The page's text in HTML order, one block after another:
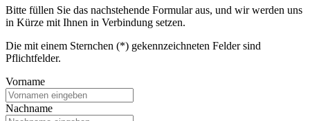
Bitte füllen Sie das nachstehende Formular aus, und wir werden uns
in Kürze mit Ihnen in Verbindung setzen.
Die mit einem Sternchen (*) gekennzeichneten Felder sind
Pflichtfelder.
Vorname
Nachname